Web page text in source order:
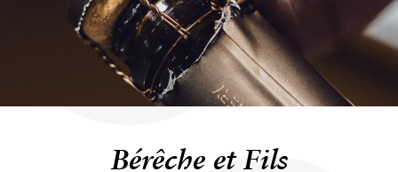
Bérêche et Fils
CHAMPAGNER